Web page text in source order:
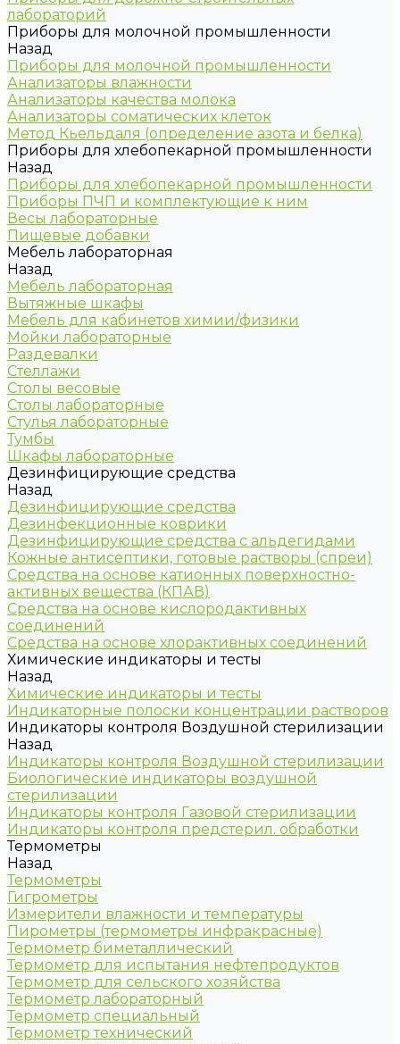
лабораторий
Приборы для молочной промышленности
Назад
Приборы для молочной промышленности
Анализаторы влажности
Анализаторы качества молока
Анализаторы соматических клеток
Метод Кьельдаля (определение азота и белка)
Приборы для хлебопекарной промышленности
Назад
Приборы для хлебопекарной промышленности
Приборы ПЧП и комплектующие к ним
Весы лабораторные
Пищевые добавки
Мебель лабораторная
Назад
Мебель лабораторная
Вытяжные шкафы
Мебель для кабинетов химии/физики
Мойки лабораторные
Раздевалки
Стеллажи
Столы весовые
Столы лабораторные
Стулья лабораторные
Тумбы
Шкафы лабораторные
Дезинфицирующие средства
Назад
Дезинфицирующие средства
Дезинфекционные коврики
Дезинфицирующие средства с альдегидами
Кожные антисептики, готовые растворы (спреи)
Средства на основе катионных поверхностно-
активных вещества (КПАВ)
Средства на основе кислородактивных
соединений
Средства на основе хлорактивных соединений
Химические индикаторы и тесты
Назад
Химические индикаторы и тесты
Индикаторные полоски концентрации растворов
Индикаторы контроля Воздушной стерилизации
Назад
Индикаторы контроля Воздушной стерилизации
Биологические индикаторы воздушной
стерилизации
Индикаторы контроля Газовой стерилизации
Индикаторы контроля предстерил. обработки
Термометры
Назад
Термометры
Гигрометры
Измерители влажности и температуры
Пирометры (термометры инфракрасные)
Термометр биметаллический
Термометр для испытания нефтепродуктов
Термометр для сельского хозяйства
Термометр лабораторный
Термометр специальный
Термометр технический